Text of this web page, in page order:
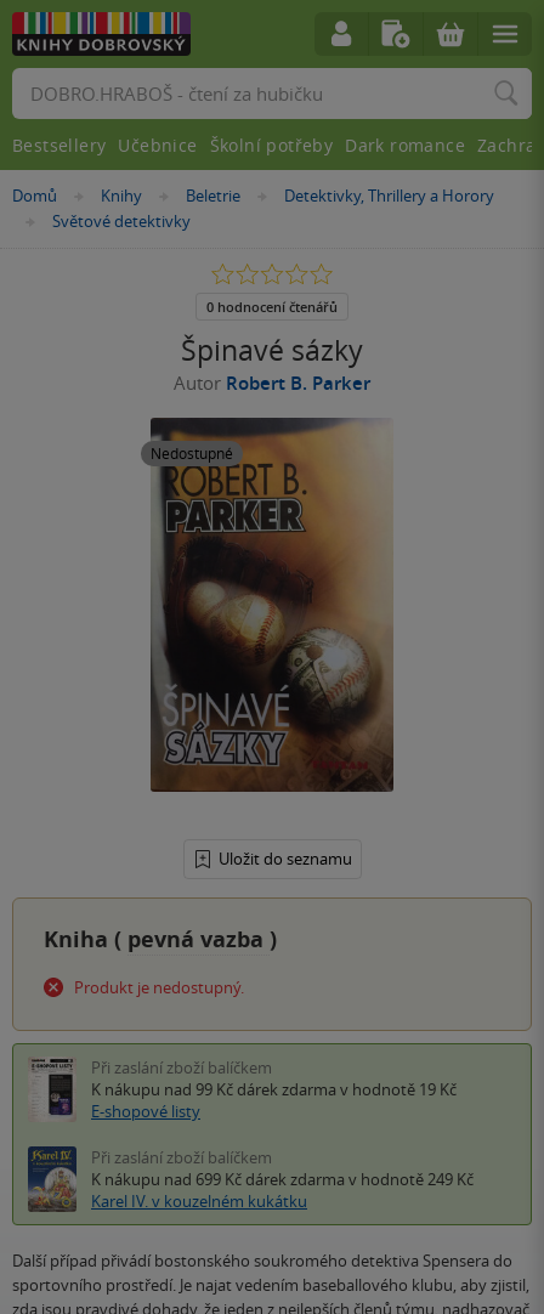
Nacházíte
Domů »Knihy »Beletrie »
Detektivky, Thrillery a Horory
»
Světové detektivky
Špinavé sázky
Autor Robert B. Parker
Nedostupné
Uložit do seznamu
0.0
5
0 hodnocení čtenářů
Kniha ( pevná vazba )
Produkt je nedostupný.
Při zaslání zboží balíčkem
K nákupu nad 99 Kč dárek zdarma v hodnotě 19 Kč
E-shopové listy
Při zaslání zboží balíčkem
K nákupu nad 699 Kč dárek zdarma v hodnotě 249 Kč
Karel IV. v kouzelném kukátku
Další případ přivádí bostonského soukromého detektiva Spensera do
sportovního prostředí. Je najat vedením baseballového klubu, aby zjistil,
zda jsou pravdivé dohady, že jeden z nejlepších členů týmu, nadhazovač
Vyhledávání
Bestsellery Učebnice Školní potřeby Dark romance